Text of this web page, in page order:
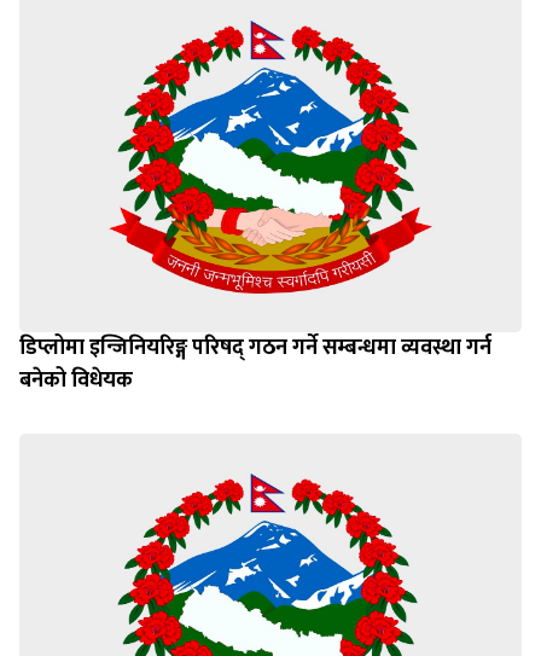
डिप्लोमा इन्जिनियरिङ्ग परिषद् गठन गर्ने सम्बन्धमा व्यवस्था गर्न
बनेको विधेयक